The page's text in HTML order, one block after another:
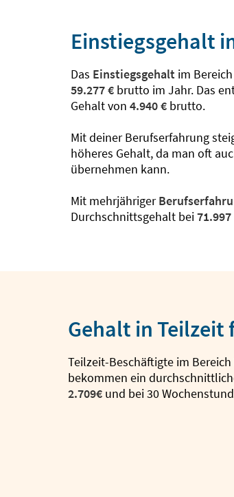
Einstiegsgehalt
Das Einstiegsgehalt im Bereich
59.277 € brutto im Jahr. Das
Gehalt von 4.940 € brutto.
Mit deiner Berufserfahrung
höheres Gehalt, da man oft
übernehmen kann.
Mit mehrjähriger
Durchschnittsgehalt bei71.997
Gehalt in Teilzeit
Teilzeit-Beschäftigte im Bereich
bekommen ein
2.709€ und bei 30